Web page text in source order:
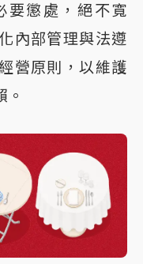
要懲處，絕不寬
內部管理與法遵
營原則，以維護